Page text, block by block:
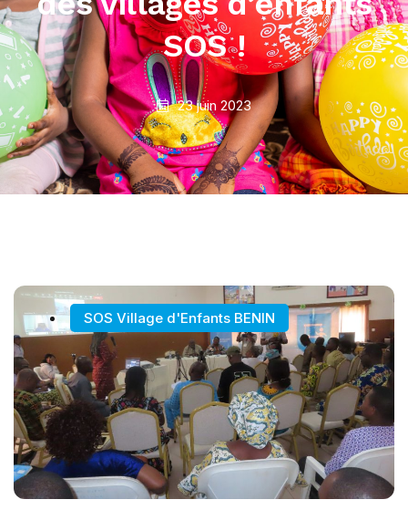
SOS !
23 juin 2023
SOS Village d'Enfants BENIN